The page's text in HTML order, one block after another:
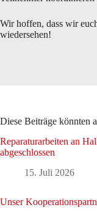
Wir hoffen, dass wir
wiedersehen!
Diese Beiträge könnten
Reparaturarbeiten an
abgeschlossen
15. Juli 2026
Unser